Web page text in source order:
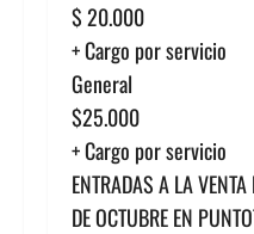
$ 20.000
+ Cargo por servicio
General
$25.000
+ Cargo por servicio
ENTRADAS A LA
DE OCTUBRE EN